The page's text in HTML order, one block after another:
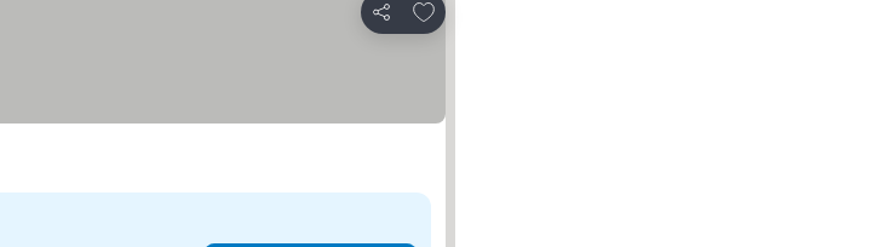
Megosztás
Hozzáadás a kedvencekhez